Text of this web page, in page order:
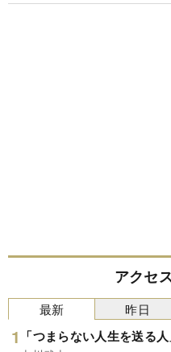
アクセ
最新
「つまらない人生を送る
昨日